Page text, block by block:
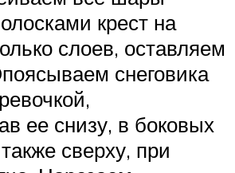
крест на
слоев, оставляем
снеговика
ее снизу, в боковых
сверху, при